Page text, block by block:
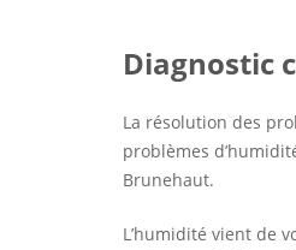
Diagnostic
La résolution des
problèmes
Brunehaut.
L’humidité vient de